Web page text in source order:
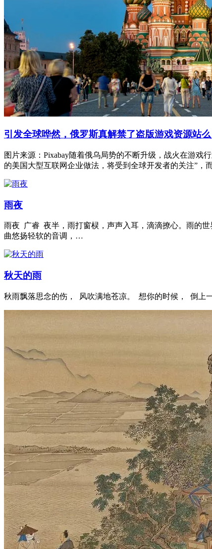
引发全球哗然，俄罗斯真解禁了盗版游戏资源站么
图片来源：Pixabay随着俄乌局势的不断升级，战火在游戏
的美国大型互联网企业做法，将受到全球开发者的关注”，
雨夜
雨夜 广睿 夜半，雨打窗棂，声声入耳，滴滴撩心。雨的
曲悠扬轻软的音调，…
秋天的雨
秋雨飘落思念的伤， 风吹满地苍凉。 想你的时候， 倒